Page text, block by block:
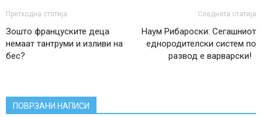
Претходна статија
Зошто француските деца
немаат тантруми и изливи на
бес?
Следната статија
Наум Рибароски: Сегашниот
еднородителски систем по
развод е варварски!
ПОВРЗАНИ НАПИСИ